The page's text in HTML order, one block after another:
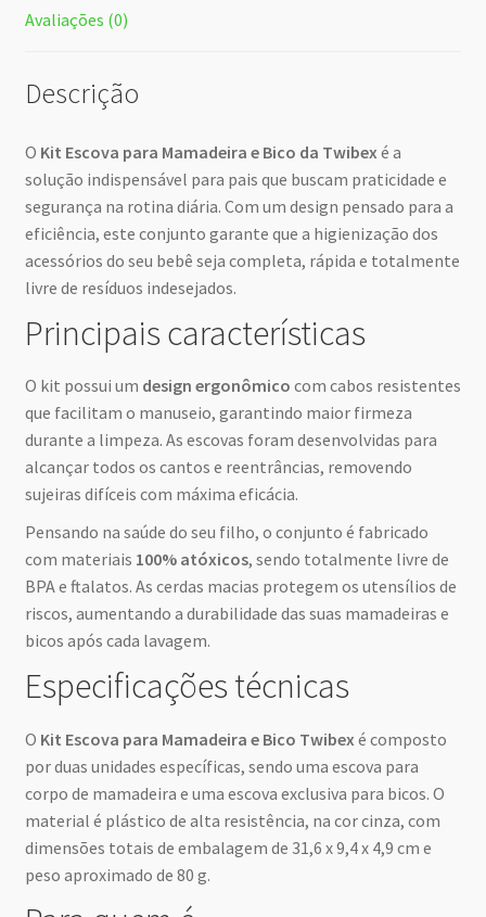
Avaliações (0)
Descrição
O Kit Escova para Mamadeira e Bico da Twibex é a
solução indispensável para pais que buscam praticidade e
segurança na rotina diária. Com um design pensado para a
eficiência, este conjunto garante que a higienização dos
acessórios do seu bebê seja completa, rápida e totalmente
livre de resíduos indesejados.
Principais características
O kit possui um design ergonômico com cabos resistentes
que facilitam o manuseio, garantindo maior firmeza
durante a limpeza. As escovas foram desenvolvidas para
alcançar todos os cantos e reentrâncias, removendo
sujeiras difíceis com máxima eficácia.
Pensando na saúde do seu filho, o conjunto é fabricado
com materiais 100% atóxicos, sendo totalmente livre de
BPA e ftalatos. As cerdas macias protegem os utensílios de
riscos, aumentando a durabilidade das suas mamadeiras e
bicos após cada lavagem.
Especificações técnicas
O Kit Escova para Mamadeira e Bico Twibex é composto
por duas unidades específicas, sendo uma escova para
corpo de mamadeira e uma escova exclusiva para bicos. O
material é plástico de alta resistência, na cor cinza, com
dimensões totais de embalagem de 31,6 x 9,4 x 4,9 cm e
peso aproximado de 80 g.